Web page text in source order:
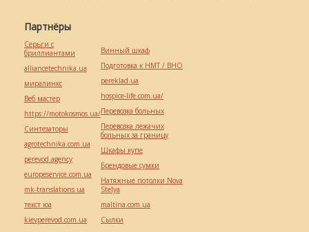
Партнёры
Серьги с
бриллиантами
alliancetechnika.ua
миралинкс
Веб мастер
https://motokosmos.ua/
Синтезаторы
agrotechnika.com.ua
perevod.agency
europeservice.com.ua
mk-translations.ua
текст юа
kievperevod.com.ua
Винный шкаф
Подготовка к НМТ / ВНО
pereklad.ua
hospice-life.com.ua/
Перевозка больных
Перевозка лежачих
больных за границу
Шкафы купе
Брендовые сумки
Натяжные потолки Nova
Stelya
maltina.com.ua
Cылки